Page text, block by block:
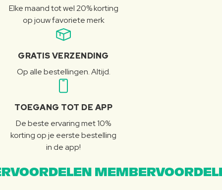
Elke maand tot wel 20% korting
op jouw favoriete merk
GRATIS VERZENDING
Op alle bestellingen. Altijd.
TOEGANG TOT DE APP
De beste ervaring met 10%
korting op je eerste bestelling
in de app!